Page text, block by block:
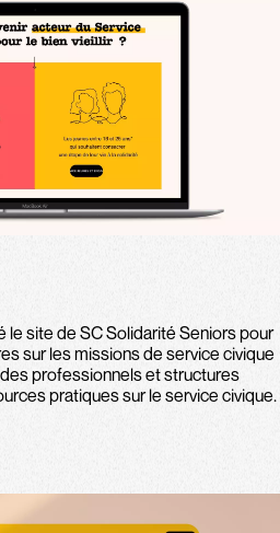
le site de SC Solidarité Seniors pour
sur les missions de service civique
professionnels et structures
pratiques sur le service civique.